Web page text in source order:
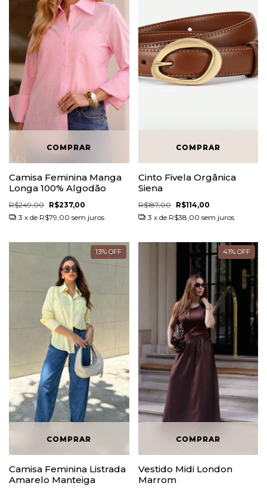
Camisa Feminina Manga
Longa 100% Algodão
R$249,00 R$237,00
3 x de R$79,00 sem juros
Cinto Fivela Orgânica
Siena
R$187,00
R$114,00
3 x de R$38,00 sem juros
13% OFF
Camisa Feminina Listrada
Amarelo Manteiga
41% OFF
Vestido Midi London
Marrom